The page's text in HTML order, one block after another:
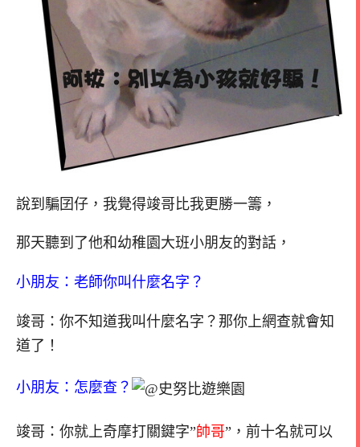
說到騙囝仔，我覺得竣哥比我更勝一籌，
那天聽到了他和幼稚園大班小朋友的對話，
小朋友：老師你叫什麼名字？
竣哥：你不知道我叫什麼名字？那你上網查就會知
道了！
小朋友：怎麼查？
竣哥：你就上奇摩打關鍵字”帥哥”，前十名就可以